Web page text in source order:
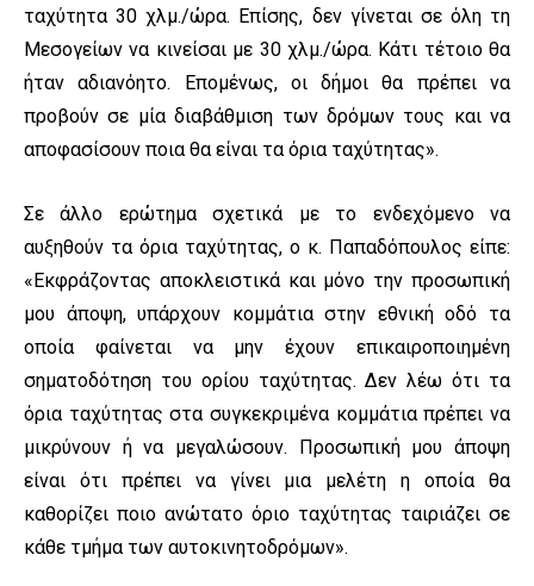
ταχύτητα 30 χλμ./ώρα. Επίσης, δεν γίνεται σε όλη τη
Μεσογείων να κινείσαι με 30 χλμ./ώρα. Κάτι τέτοιο θα
ήταν αδιανόητο. Επομένως, οι δήμοι θα πρέπει να
προβούν σε μία διαβάθμιση των δρόμων τους και να
αποφασίσουν ποια θα είναι τα όρια ταχύτητας».
Σε άλλο ερώτημα σχετικά με το ενδεχόμενο να
αυξηθούν τα όρια ταχύτητας, ο κ. Παπαδόπουλος είπε:
«Εκφράζοντας αποκλειστικά και μόνο την προσωπική
μου άποψη, υπάρχουν κομμάτια στην εθνική οδό τα
οποία φαίνεται να μην έχουν επικαιροποιημένη
σηματοδότηση του ορίου ταχύτητας. Δεν λέω ότι τα
όρια ταχύτητας στα συγκεκριμένα κομμάτια πρέπει να
μικρύνουν ή να μεγαλώσουν. Προσωπική μου άποψη
είναι ότι πρέπει να γίνει μια μελέτη η οποία θα
καθορίζει ποιο ανώτατο όριο ταχύτητας ταιριάζει σε
κάθε τμήμα των αυτοκινητοδρόμων».